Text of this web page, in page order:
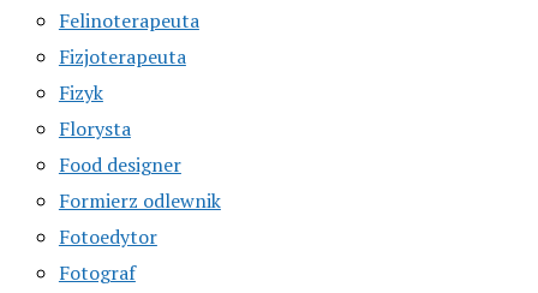
Felinoterapeuta
Fizjoterapeuta
Fizyk
Florysta
Food designer
Formierz odlewnik
Fotoedytor
Fotograf